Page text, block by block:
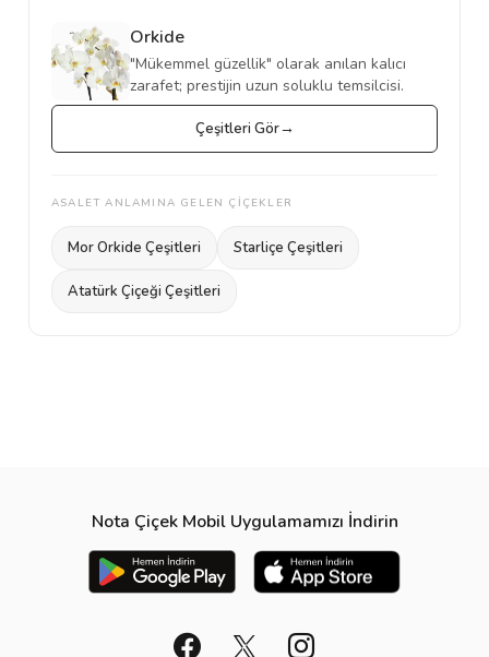
Orkide
"Mükemmel güzellik" olarak anılan kalıcı
zarafet; prestijin uzun soluklu temsilcisi.
Çeşitleri Gör
ASALET ANLAMINA GELEN ÇİÇEKLER
Mor Orkide Çeşitleri Starliçe Çeşitleri
Atatürk Çiçeği Çeşitleri
Nota Çiçek Mobil Uygulamamızı İndirin